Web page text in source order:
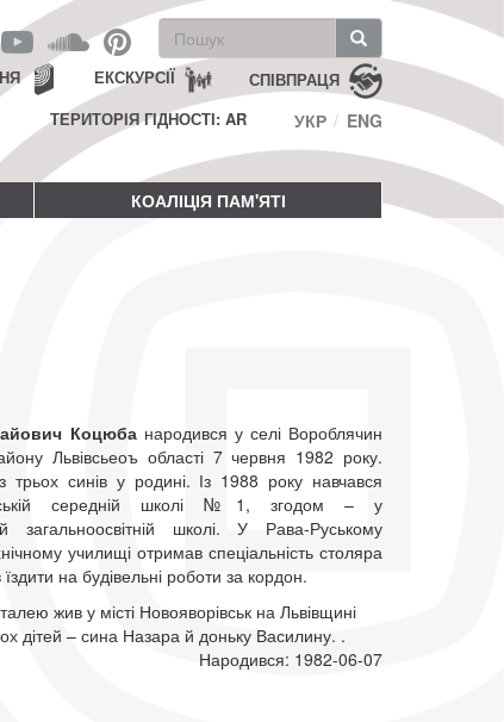
Пошукова
форма
Пошук СПІВПРАЦЯ
ЕКСКУРСІЇ
ТЕРИТОРІЯ ГІДНОСТІ: AR
УКР ENG
КОАЛІЦІЯ ПАМ'ЯТІ
Коцюба народився у селі Вороблячин
Львівсьеоъ області 7 червня 1982 року.
трьох синів у родині. Із 1988 року навчався
середній школі №1, згодом – у
загальноосвітній школі. У Рава-Руському
училищі отримав спеціальність столяра
їздити на будівельні роботи за кордон.
жив у місті Новояворівськ на Львівщині
дітей – сина Назара й доньку Василину. .
Народився: 1982-06-07